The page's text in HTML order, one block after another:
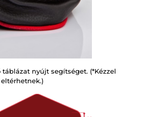
nyújt segítséget. (*Kézzel